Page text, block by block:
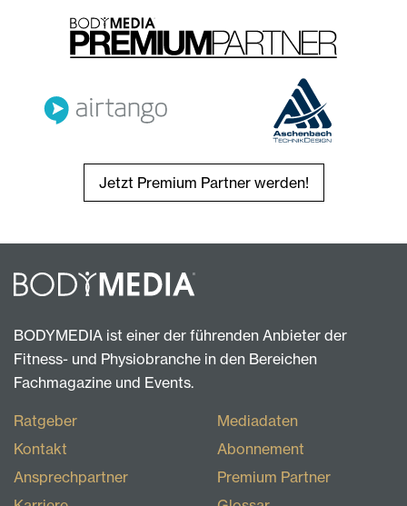
Jetzt Premium Partner werden!
BODYMEDIA ist einer der führenden Anbieter der
Fitness- und Physiobranche in den Bereichen
Fachmagazine und Events.
Ratgeber
Kontakt
Ansprechpartner
Mediadaten
Abonnement
Premium Partner